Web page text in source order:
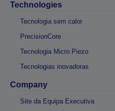
Technologies
Tecnologia sem calor
PrecisionCore
Tecnologia Micro Piezo
Tecnologias inovadoras
Company
Site da Equipa Executiva